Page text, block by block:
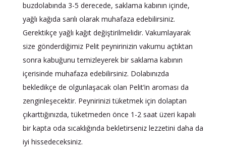
buzdolabında 3-5 derecede, saklama kabının içinde,
yağlı kağıda sarılı olarak muhafaza edebilirsiniz.
Gerektikçe yağlı kağıt değiştirilmelidir. Vakumlayarak
size gönderdiğimiz Pelit peynirinizin vakumu açtıktan
sonra kabuğunu temizleyerek bir saklama kabının
içerisinde muhafaza edebilirsiniz. Dolabınızda
bekledikçe de olgunlaşacak olan Pelit’in aroması da
zenginleşecektir. Peynirinizi tüketmek için dolaptan
çıkarttığınızda, tüketmeden önce 1-2 saat üzeri kapalı
bir kapta oda sıcaklığında bekletirseniz lezzetini daha da
iyi hissedeceksiniz.